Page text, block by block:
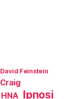
David Feinstein
HNA Ipnosi